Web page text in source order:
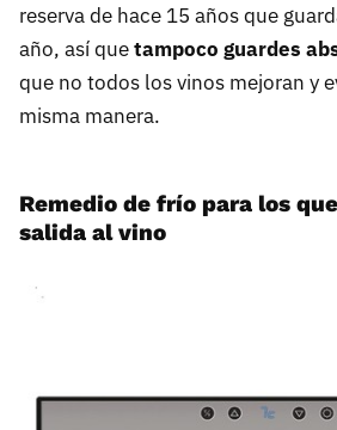
reserva de hace 15 años que
año, así quetampoco guardes
que no todos los vinos mejoran y
misma manera.
Remedio de frío para los
salida al vino